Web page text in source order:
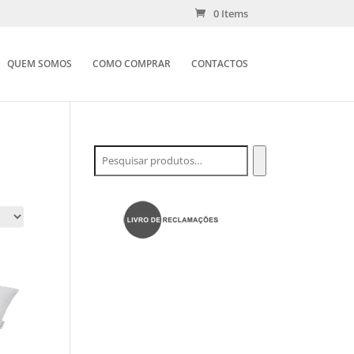
0 Items
QUEM SOMOS COMO COMPRAR CONTACTOS